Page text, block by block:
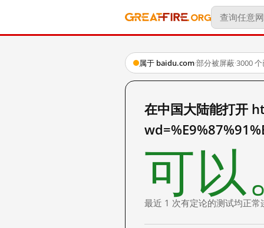
属于 baidu.com·部分被屏蔽·3000
在中国大陆能打开
可以
最近 1 次有定论的测试均正常